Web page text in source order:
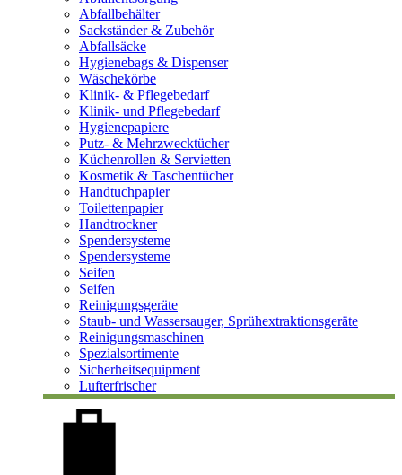
Abfallbehälter
Sackständer & Zubehör
Abfallsäcke
Hygienebags & Dispenser
Wäschekörbe
Klinik- & Pflegebedarf
Klinik- und Pflegebedarf
Hygienepapiere
Putz- & Mehrzwecktücher
Küchenrollen & Servietten
Kosmetik & Taschentücher
Handtuchpapier
Toilettenpapier
Handtrockner
Spendersysteme
Spendersysteme
Seifen
Seifen
Reinigungsgeräte
Staub- und Wassersauger, Sprühextraktionsgeräte
Reinigungsmaschinen
Spezialsortimente
Sicherheitsequipment
Lufterfrischer